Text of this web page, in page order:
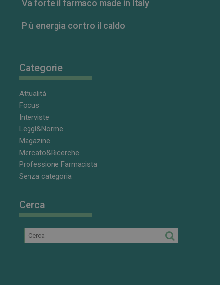
Va forte il farmaco made in Italy
Più energia contro il caldo
Categorie
Attualità
Focus
Interviste
Leggi&Norme
Magazine
Mercato&Ricerche
Professione Farmacista
Senza categoria
Cerca